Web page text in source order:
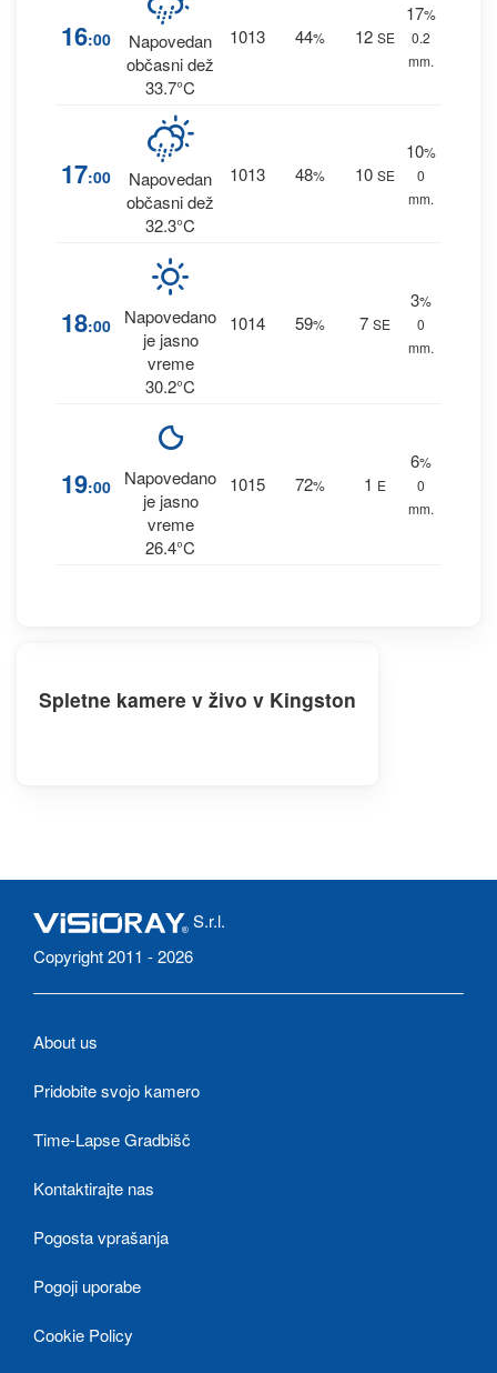
16:00
Napovedan
občasni dež
33.7°C
1013 44% 12 SE
17%
0.2
mm.
17:00
Napovedan
občasni dež
32.3°C
1013 48% 10 SE
10%
0
mm.
18:00
Napovedano
je jasno
vreme
30.2°C
1014 59% 7 SE
3%
0
mm.
19:00
Napovedano
je jasno
vreme
26.4°C
1015 72% 1 E
6%
0
mm.
Spletne kamere v živo v Kingston
S.r.l.
Copyright 2011 - 2026
About us
Pridobite svojo kamero
Time-Lapse Gradbišč
Kontaktirajte nas
Pogosta vprašanja
Pogoji uporabe
Cookie Policy